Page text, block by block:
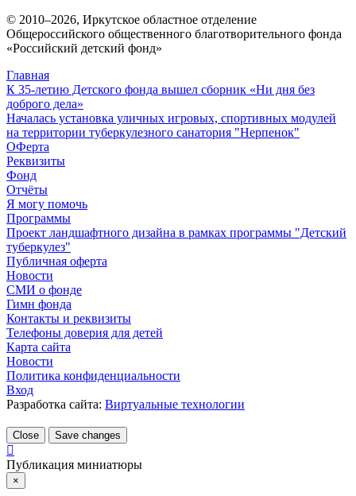
© 2010–2026, Иркутское областное отделение
Общероссийского общественного благотворительного фонда
«Российский детский фонд»
Главная
К 35-летию Детского фонда вышел сборник «Ни дня без
доброго дела»
Началась установка уличных игровых, спортивных модулей
на территории туберкулезного санатория "Нерпенок"
ОФерта
Реквизиты
Фонд
Отчёты
Я могу помочь
Программы
Проект ландшафтного дизайна в рамках программы "Детский
туберкулез"
Публичная оферта
Новости
СМИ о фонде
Гимн фонда
Контакты и реквизиты
Телефоны доверия для детей
Карта сайта
Новости
Политика конфиденциальности
Вход
Разработка сайта: Виртуальные технологии
Close Save changes
Публикация миниатюры
×